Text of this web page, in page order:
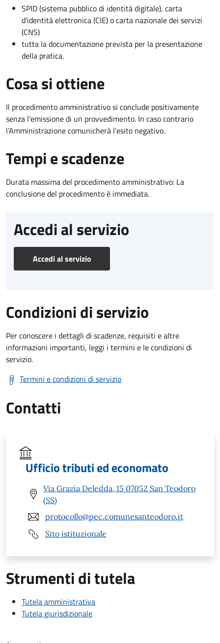
SPID (sistema pubblico di identità digitale), carta
d’identità elettronica (CIE) o carta nazionale dei servizi
(CNS)
tutta la documentazione prevista per la presentazione
della pratica.
Cosa si ottiene
Il procedimento amministrativo si conclude positivamente
senza l’emissione di un provvedimento. In caso contrario
l’Amministrazione comunicherà l’esito negativo.
Tempi e scadenze
Durata massima del procedimento amministrativo: La
conclusione del procedimento è immediata.
Accedi al servizio
Accedi al servizio
Condizioni di servizio
Per conoscere i dettagli di scadenze, requisiti e altre
informazioni importanti, leggi i termini e le condizioni di
servizio.
Termini e condizioni di servizio
Contatti
Ufficio tributi ed economato
Via Grazia Deledda, 15 07052 San Teodoro
(SS)
protocollo@pec.comunesanteodoro.it
Sito istituzionale
Strumenti di tutela
Tutela amministrativa
Tutela giurisdizionale